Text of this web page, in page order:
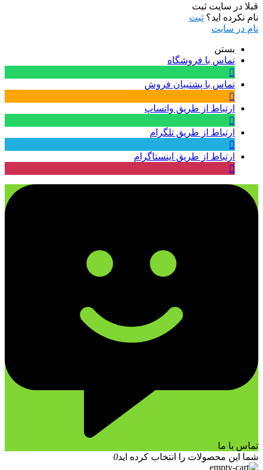
قبلا در سایت ثبت
نام نکرده اید؟ ثبت
نام در سایت
بستن
تماس با فروشگاه
تماس با پشتیبان فروش
ارتباط از طریق واتساپ
ارتباط از طریق تلگرام
ارتباط از طریق اینستاگرام
تماس با ما
شما این محصولات را انتخاب کرده اید0